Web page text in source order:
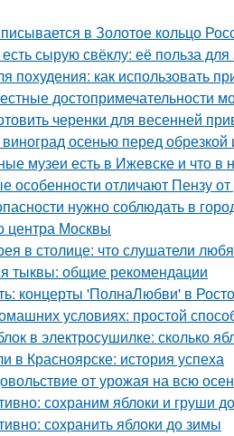
в Золотое кольцо
сырую свёклу: её польза для
похудения: как использовать
достопримечательности
черенки для весенней
осенью перед обрезкой
музеи есть в Ижевске и что в
особенности отличают Пензу от
нужно соблюдать в
центра Москвы
в столице: что слушатели
тыквы: общие рекомендации
концерты 'ПолнаЛюбви' в
условиях: простой
в электросушилке: сколько
в Красноярске: история успеха
от урожая на всю
сохраним яблоки и груши
сохранить яблоки до зимы